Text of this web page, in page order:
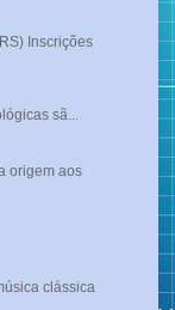
Inscrições
sã...
origem aos
clássica